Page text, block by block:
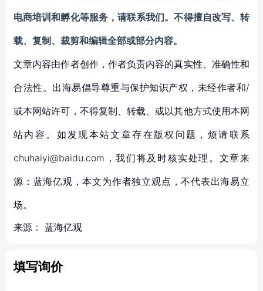
电商培训和孵化等服务，请联系我们。不得擅自改写、转
载、复制、裁剪和编辑全部或部分内容。
文章内容由作者创作，作者负责内容的真实性、准确性和
合法性。出海易倡导尊重与保护知识产权，未经作者和/
或本网站许可，不得复制、转载、或以其他方式使用本网
站内容。如发现本站文章存在版权问题，烦请联系
chuhaiyi@baidu.com，我们将及时核实处理。文章来
源：蓝海亿观，本文为作者独立观点，不代表出海易立
场。
来源： 蓝海亿观
填写询价